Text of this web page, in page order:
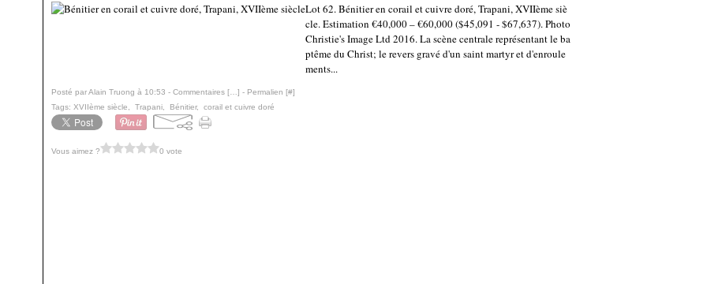
Lot 62. Bénitier en corail et cuivre doré, Trapani, XVIIème siè
cle. Estimation €40,000 – €60,000 ($45,091 - $67,637). Photo
Christie's Image Ltd 2016. La scène centrale représentant le ba
ptême du Christ; le revers gravé d'un saint martyr et d'enroule
ments...
Posté par Alain Truong à 10:53 - Commentaires [ ] - Permalien [#]
Tags: XVIIème siècle Trapani Bénitier, corail et cuivre doré
Vous aimez ? 0 vote